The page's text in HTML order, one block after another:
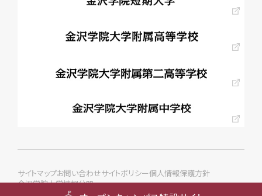
サイトマップお問い合わせサイトポリシー個人情報保護方針
金沢学院大学情報公開
© KANAZAWA GAKUIN Univ. All rights reserved.